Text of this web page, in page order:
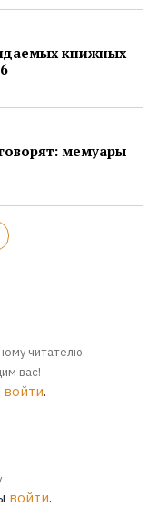
книжных
мемуары
читателю.
вас!
войти.
войти.